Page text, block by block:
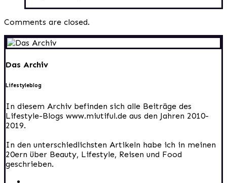
Comments are closed.
Das Archiv
Lifestyleblog
In diesem Archiv befinden sich alle Beiträge des
Lifestyle-Blogs www.miutiful.de aus den Jahren 2010-
2019.
In den unterschiedlichsten Artikeln habe ich in meinen
20ern über Beauty, Lifestyle, Reisen und Food
geschrieben.